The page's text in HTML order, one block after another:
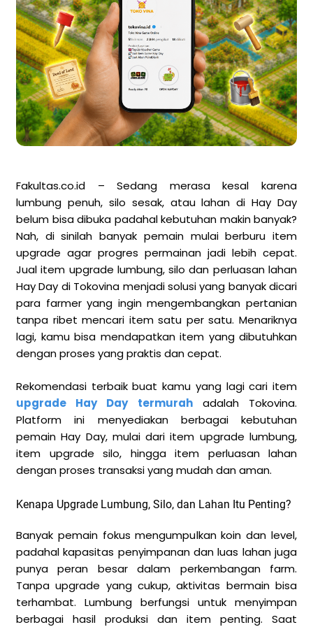
Fakultas.co.id – Sedang merasa kesal karena
lumbung penuh, silo sesak, atau lahan di Hay Day
belum bisa dibuka padahal kebutuhan makin banyak?
Nah, di sinilah banyak pemain mulai berburu item
upgrade agar progres permainan jadi lebih cepat.
Jual item upgrade lumbung, silo dan perluasan lahan
Hay Day di Tokovina menjadi solusi yang banyak dicari
para farmer yang ingin mengembangkan pertanian
tanpa ribet mencari item satu per satu. Menariknya
lagi, kamu bisa mendapatkan item yang dibutuhkan
dengan proses yang praktis dan cepat.
Rekomendasi terbaik buat kamu yang lagi cari item
upgrade Hay Day termurahadalah Tokovina.
Platform ini menyediakan berbagai kebutuhan
pemain Hay Day, mulai dari item upgrade lumbung,
item upgrade silo, hingga item perluasan lahan
dengan proses transaksi yang mudah dan aman.
Kenapa Upgrade Lumbung, Silo, dan Lahan Itu Penting?
Banyak pemain fokus mengumpulkan koin dan level,
padahal kapasitas penyimpanan dan luas lahan juga
punya peran besar dalam perkembangan farm.
Tanpa upgrade yang cukup, aktivitas bermain bisa
terhambat. Lumbung berfungsi untuk menyimpan
berbagai hasil produksi dan item penting. Saat